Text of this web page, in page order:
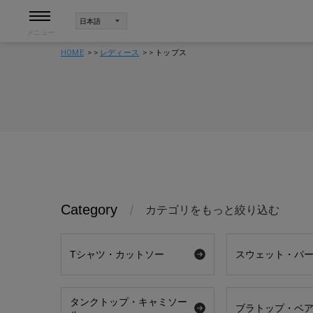
HOME レディース トップス
Category カテゴリをもっと絞り込む
Tシャツ・カットソー スウェット・パ
タンクトップ・キャミソー
ブラトップ・ベ